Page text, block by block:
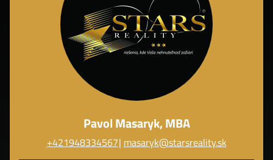
Pavol Masaryk, MBA
+421948334567 masaryk@starsreality.sk